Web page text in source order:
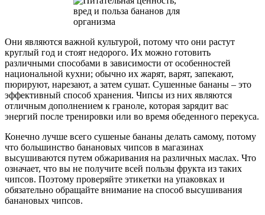
Они являются важной культурой, потому что они растут
круглый год и стоят недорого. Их можно готовить
различными способами в зависимости от особенностей
национальной кухни; обычно их жарят, варят, запекают,
пюрируют, нарезают, а затем сушат. Сушенные бананы – это
эффективный способ хранения. Чипсы из них являются
отличным дополнением к граноле, которая зарядит вас
энергий после тренировки или во время обеденного перекуса.
Конечно лучше всего сушеные бананы делать самому, потому
что большинство банановых чипсов в магазинах
высушиваются путем обжаривания на различных маслах. Что
означает, что вы не получите всей пользы фрукта из таких
чипсов. Поэтому проверяйте этикетки на упаковках и
обязательно обращайте внимание на способ высушивания
банановых чипсов.